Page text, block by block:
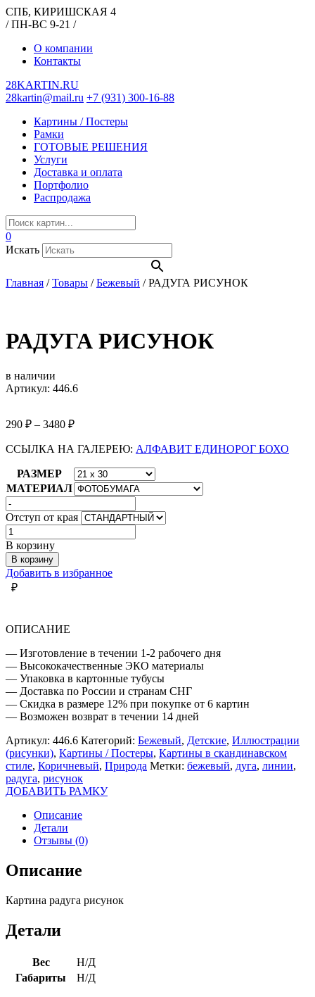
СПБ, КИРИШСКАЯ 4
/ ПН-ВС 9-21 /
О компании
Контакты
28KARTIN.RU
28kartin@mail.ru +7 (931) 300-16-88
Картины / Постеры
Рамки
ГОТОВЫЕ РЕШЕНИЯ
Услуги
Доставка и оплата
Портфолио
Распродажа
0
Искать
Главная /Товары /Бежевый /РАДУГА РИСУНОК
РАДУГА РИСУНОК
в наличии
Артикул: 446.6
290 ₽ – 3480 ₽
ССЫЛКА НА ГАЛЕРЕЮ: АЛФАВИТ ЕДИНОРОГ БОХО
РАЗМЕР
МАТЕРИАЛ
Отступ от края
Количество
товара
РАДУГА
РИСУНОК
В корзину
В корзину
Добавить в избранное
₽
ОПИСАНИЕ
— Изготовление в течении 1-2 рабочего дня
— Высококачественные ЭКО материалы
— Упаковка в картонные тубусы
— Доставка по России и странам СНГ
— Скидка в размере 12% при покупке от 6 картин
— Возможен возврат в течении 14 дней
Артикул: 446.6 Категорий: Бежевый, Детские, Иллюстрации
(рисунки), Картины / Постеры, Картины в скандинавском
стиле, Коричневый, Природа Метки: бежевый, дуга, линии,
радуга, рисунок
ДОБАВИТЬ РАМКУ
Описание
Детали
Отзывы (0)
Описание
Картина радуга рисунок
Детали
Вес
Н/Д
Габариты
Н/Д